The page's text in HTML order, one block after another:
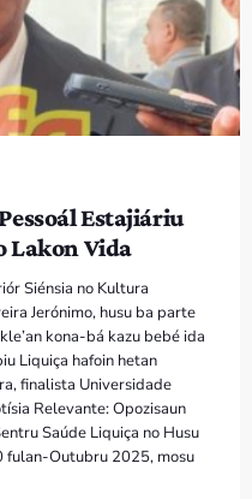
keyboard_arrow_down
Estajiáriu
Lakon Vida
Siénsia no Kultura
Jerónimo, husu ba parte
kona-bá kazu bebé ida
Liquiça hafoin hetan
finalista Universidade
Relevante: Opozisaun
Saúde Liquiça no Husu
fulan-Outubru 2025, mosu